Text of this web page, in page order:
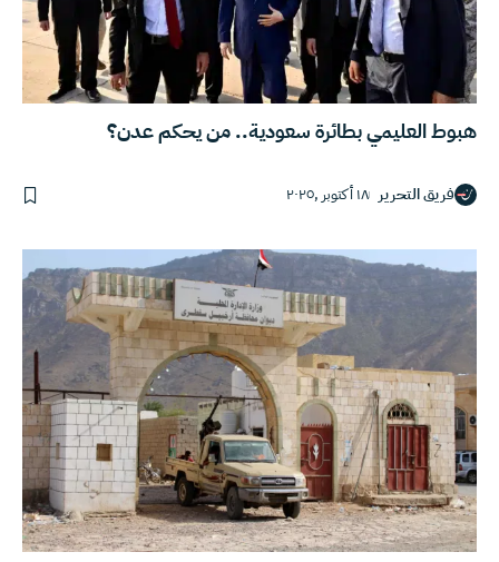
هبوط العليمي بطائرة سعودية.. من يحكم عدن؟
فريق التحرير ١٨ أكتوبر ,٢٠٢٥